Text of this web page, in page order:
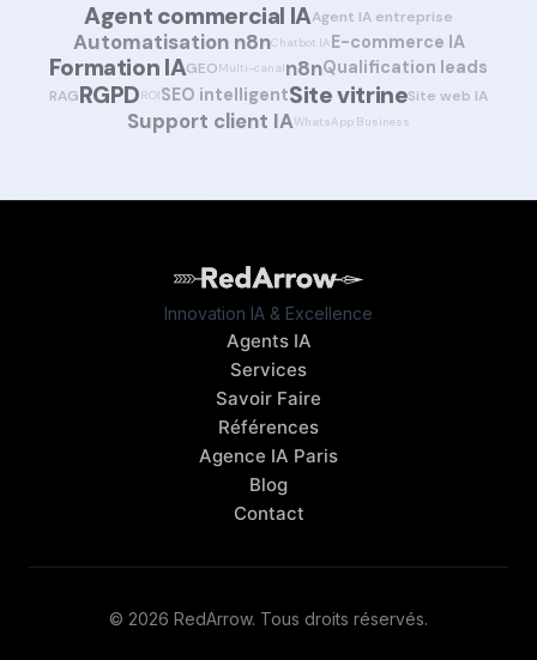
Agent commercial IAAgent IA entreprise
Automatisation n8nChatbot IAE-commerce IA
Formation IAGEOMulti-canaln8nQualification leads
RAGRGPDROISEO intelligentSite vitrineSite web IA
Support client IAWhatsApp Business
Innovation IA & Excellence
Agents IA
Services
Savoir Faire
Références
Agence IA Paris
Blog
Contact
© 2026 RedArrow. Tous droits réservés.